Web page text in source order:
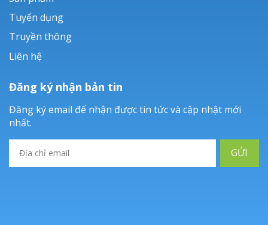
Tuyển dụng
Truyền thông
Liên hệ
Đăng ký nhận bản tin
Đăng ký email để nhận được tin tức và cập nhật mới
nhất.
GỬI